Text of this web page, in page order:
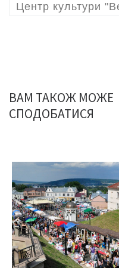
Центр культури
ВАМ ТАКОЖ МОЖЕ
СПОДОБАТИСЯ